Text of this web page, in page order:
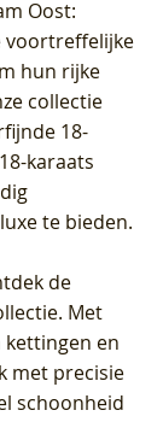
Oost:
voortreffelijke
hun rijke
collectie
18-
karaats
te bieden.
de
Met
kettingen en
met precisie
schoonheid